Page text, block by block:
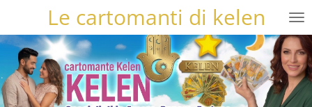
contenuto
principale
Le cartomanti di kelen